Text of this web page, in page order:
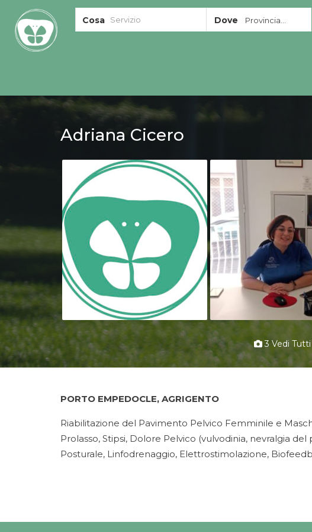
Cosa Dove Provincia...
Adriana Cicero
3 Vedi Tutti
PORTO EMPEDOCLE, AGRIGENTO
Riabilitazione del Pavimento Pelvico Femminile e
Prolasso, Stipsi, Dolore Pelvico (vulvodinia, nevralgia
Posturale, Linfodrenaggio, Elettrostimolazione,